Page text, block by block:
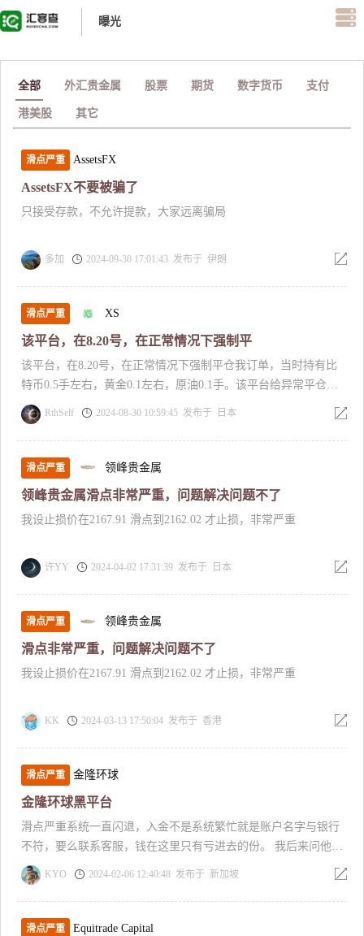
曝光
全部 外汇贵金属 股票 期货 数字货币 支付
港美股 其它
滑点严重 AssetsFX
AssetsFX不要被骗了
只接受存款，不允许提款，大家远离骗局
多加 2024-09-30 17:01:43 发布于 伊朗
滑点严重 XS
该平台，在8.20号，在正常情况下强制平
该平台，在8.20号，在正常情况下强制平仓我订单，当时持有比
特币0.5手左右，黄金0.1左右，原油0.1手。该平台给异常平仓
后，联系该平台，好几天不回消息，回消息就是扯皮。后承认系
统是系统问题，后具不赔偿，不处理问题
RthSelf 2024-08-30 10:59:45 发布于 日本
滑点严重 领峰贵金属
领峰贵金属滑点非常严重，问题解决问题不了
我设止损价在2167.91 滑点到2162.02 才止损，非常严重
许YY 2024-04-02 17:31:39 发布于 日本
滑点严重 领峰贵金属
滑点非常严重，问题解决问题不了
我设止损价在2167.91 滑点到2162.02 才止损，非常严重
KK 2024-03-13 17:50:04 发布于 香港
滑点严重 金隆环球
金隆环球黑平台
滑点严重系统一直闪退，入金不是系统繁忙就是账户名字与银行
不符，要么联系客服，钱在这里只有亏进去的份。 我后来问他怎
么回事，直接把我账户注销了。黑平台，有人管吗 这上面坑了我
20万 还有这般操作，看下图
KYO 2024-02-06 12:40:48 发布于 新加坡
滑点严重 Equitrade Capital